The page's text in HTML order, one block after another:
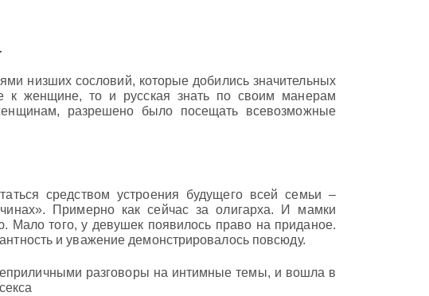
низших сословий, которые добились значительных
к женщине, то и русская знать по своим манерам
разрешено было посещать всевозможные
средством устроения будущего всей семьи –
Примерно как сейчас за олигарха. И мамки
Мало того, у девушек появилось право на приданое.
и уважение демонстрировалось повсюду.
разговоры на интимные темы, и вошла в